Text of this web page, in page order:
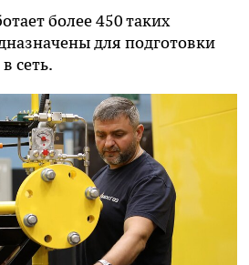
более 450 таких
для подготовки
сеть.